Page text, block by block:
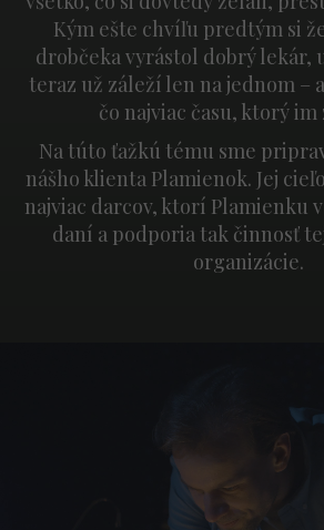
Kým ešte chvíľu predtým si
drobčeka vyrástol dobrý lekár,
teraz už záleží len na jednom –
čo najviac času, ktorý im
Na túto ťažkú tému sme
nášho klienta Plamienok. Jej
najviac darcov, ktorí Plamienku
daní a podporia tak činnosť
organizácie.